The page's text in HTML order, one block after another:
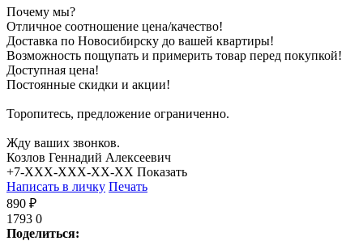
Почему мы?
Отличное соотношение цена/качество!
Доставка по Новосибирску до вашей квартиры!
Возможность пощупать и примерить товар перед покупкой!
Доступная цена!
Постоянные скидки и акции!
Торопитесь, предложение ограниченно.
Жду ваших звонков.
Козлов Геннадий Алексеевич
+7-XXX-XXX-XX-XX Показать
Написать в личку Печать
890 ₽
1793 0
Поделиться: